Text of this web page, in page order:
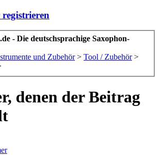
- Die deutschsprachige Saxophon-
und Zubehör > Tool / Zubehör >
denen der Beitrag